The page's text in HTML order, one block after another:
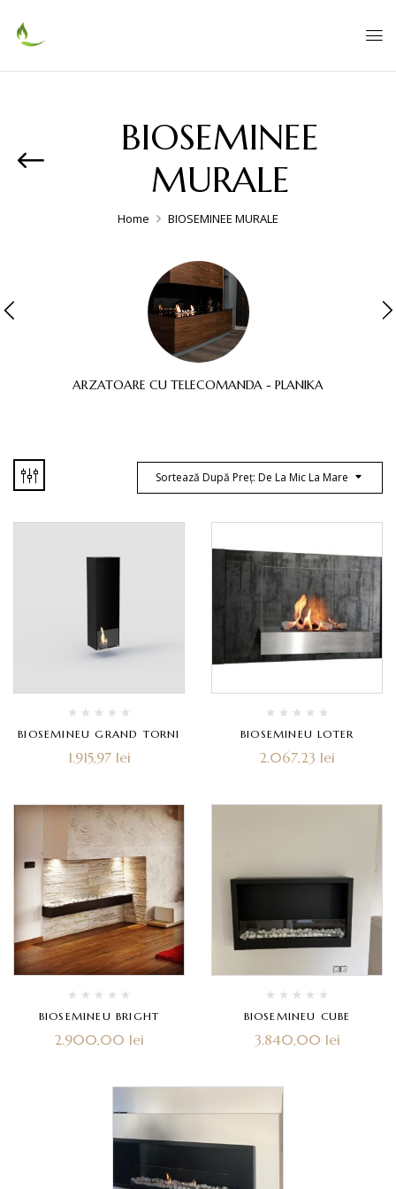
BIOSEMINEE
MURALE
Home BIOSEMINEE MURALE
ARZATOARE CU TELECOMANDA - PLANIKA
Sortează După Preț: De La Mic La Mare
BIOSEMINEU GRAND TORNI
1.915,97 lei
BIOSEMINEU LOTER
2.067,23 lei
BIOSEMINEU BRIGHT
2.900,00 lei
BIOSEMINEU CUBE
3.840,00 lei